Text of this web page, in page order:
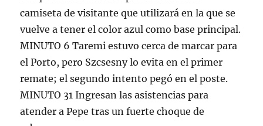
camiseta de visitante que utilizará en la que se
vuelve a tener el color azul como base principal.
MINUTO 6 Taremi estuvo cerca de marcar para
el Porto, pero Szcsesny lo evita en el primer
remate; el segundo intento pegó en el poste.
MINUTO 31 Ingresan las asistencias para
atender a Pepe tras un fuerte choque de